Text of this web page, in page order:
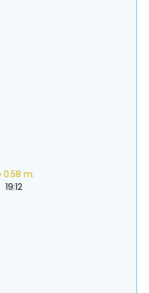
0.58 m.
19:12